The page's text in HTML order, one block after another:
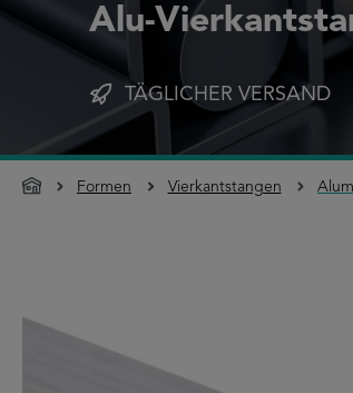
Alu-
TÄGLICHER VERSAND
Formen Vierkantstangen